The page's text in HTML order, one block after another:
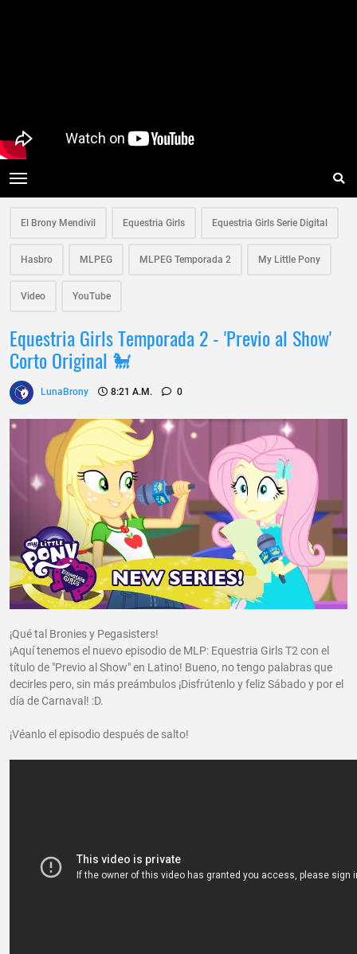
El Brony Mendivil Equestria Girls Equestria Girls Serie Digital
Hasbro MLPEG MLPEG Temporada 2 My Little Pony
Video YouTube
Equestria Girls Temporada 2 - 'Previo al Show'
Corto Original 🐩
LunaBrony 8:21 A.m. 0
¡Qué tal Bronies y Pegasisters!
¡Aquí tenemos el nuevo episodio de MLP: Equestria Girls T2 con el
título de "Previo al Show" en Latino! Bueno, no tengo palabras que
decirles pero, sin más preámbulos ¡Disfrútenlo y feliz Sábado y por el
día de Carnaval! :D.
¡Véanlo el episodio después de salto!